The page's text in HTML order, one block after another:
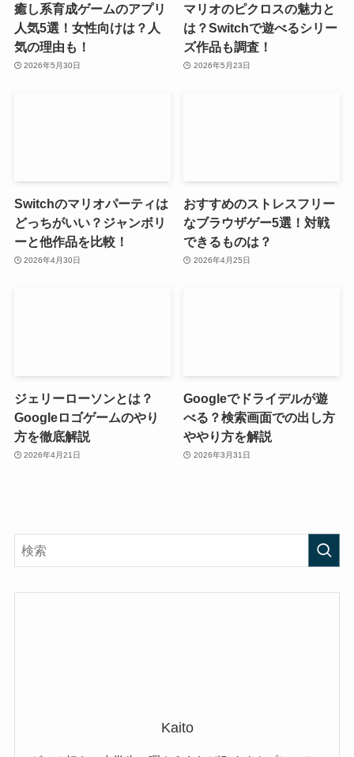
癒し系育成ゲームのアプリ
人気5選！女性向けは？人
気の理由も！
2026年5月30日
マリオのピクロスの魅力と
は？Switchで遊べるシリー
ズ作品も調査！
2026年5月23日
Switchのマリオパーティは
どっちがいい？ジャンボリ
ーと他作品を比較！
2026年4月30日
おすすめのストレスフリー
なブラウザゲー5選！対戦
できるものは？
2026年4月25日
ジェリーローソンとは？
Googleロゴゲームのやり
方を徹底解説
2026年4月21日
Googleでドライデルが遊
べる？検索画面での出し方
ややり方を解説
2026年3月31日
Kaito